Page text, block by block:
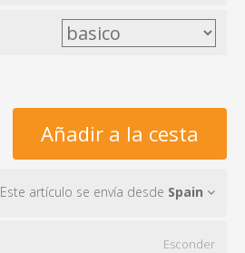
Añadir a la cesta
Este artículo se envía desde Spain
Esconder